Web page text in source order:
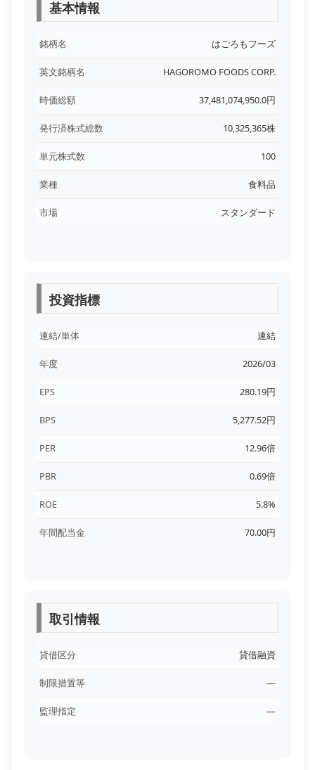
基本情報
銘柄名 はごろもフーズ
英文銘柄名 HAGOROMO FOODS CORP.
時価総額 37,481,074,950.0円
発行済株式総数 10,325,365株
単元株式数 100
業種 食料品
市場 スタンダード
投資指標
連結/単体 連結
年度 2026/03
EPS 280.19円
BPS 5,277.52円
PER 12.96倍
PBR 0.69倍
ROE 5.8%
年間配当金 70.00円
取引情報
貸借区分 貸借融資
制限措置等 ―
監理指定 ―